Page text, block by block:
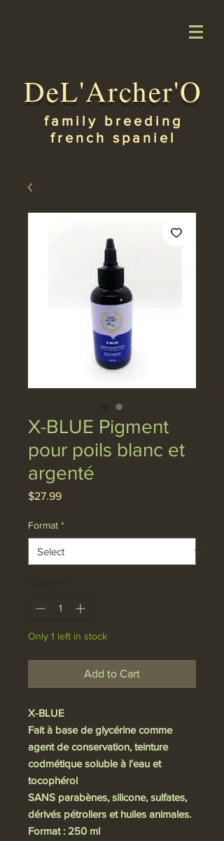
DeL'Archer'O
family breeding
french spaniel
X-BLUE Pigment
pour poils blanc et
argenté
$27.99Price
Format *
Only 1 left in stock
Add to Cart
X-BLUE
Fait à base de glycérine comme
agent de conservation, teinture
codmétique soluble à l'eau et
tocophérol
SANS parabènes, silicone, sulfates,
dérivés pétroliers et huiles animales.
Format : 250 ml